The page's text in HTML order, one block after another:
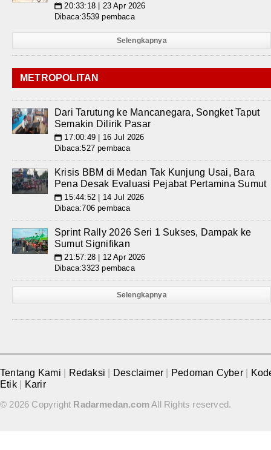
📅 20:33:18 | 23 Apr 2026
Dibaca:3539 pembaca
Selengkapnya
METROPOLITAN
Dari Tarutung ke Mancanegara, Songket Taput
Semakin Dilirik Pasar
📅 17:00:49 | 16 Jul 2026
Dibaca:527 pembaca
Krisis BBM di Medan Tak Kunjung Usai, Bara
Pena Desak Evaluasi Pejabat Pertamina Sumut
📅 15:44:52 | 14 Jul 2026
Dibaca:706 pembaca
Sprint Rally 2026 Seri 1 Sukses, Dampak ke
Sumut Signifikan
📅 21:57:28 | 12 Apr 2026
Dibaca:3323 pembaca
Selengkapnya
Tentang Kami Redaksi Desclaimer Pedoman Cyber
Etik
Karir
© 2026 Copyright Radarmedan.comAll Rights reserved.